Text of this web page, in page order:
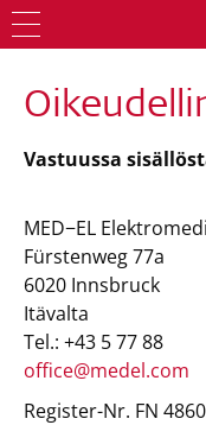
Vastuussa
MED−EL
Fürstenweg 77a
6020 Innsbruck
Itävalta
Tel.: +43 5 77 88
office@medel.com
Register-Nr. FN